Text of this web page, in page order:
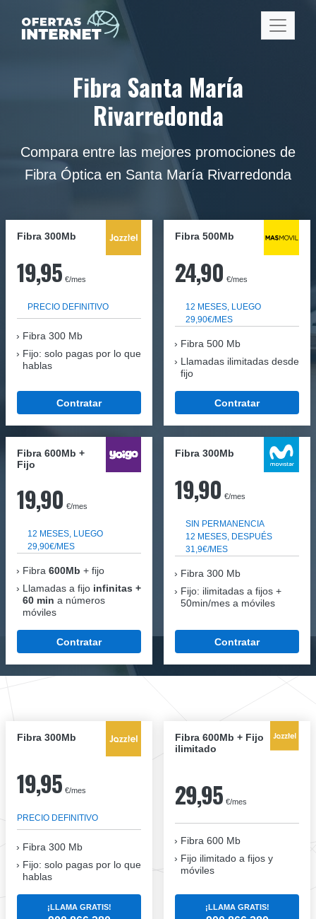
Fibra Santa María
Rivarredonda
Compara entre las mejores promociones de
Fibra Óptica en Santa María Rivarredonda
Fibra 300Mb
19,95 €/mes
PRECIO DEFINITIVO
Fibra 300 Mb
Fijo: solo pagas por lo que
hablas
Contratar
Fibra 500Mb
24,90 €/mes
12 MESES, LUEGO
29,90€/MES
Fibra 500 Mb
Llamadas ilimitadas desde
fijo
Contratar
Fibra 600Mb +
Fijo
19,90 €/mes
12 MESES, LUEGO
29,90€/MES
Fibra 600Mb + fijo
Llamadas a fijo infinitas +
60 min a números
móviles
Contratar
Fibra 300Mb
19,90 €/mes
SIN PERMANENCIA
12 MESES, DESPUÉS
31,9€/MES
Fibra 300 Mb
Fijo: ilimitadas a fijos +
50min/mes a móviles
Contratar
Fibra 300Mb
19,95 €/mes
PRECIO DEFINITIVO
Fibra 300 Mb
Fijo: solo pagas por lo que
hablas
¡LLAMA GRATIS!
Fibra 600Mb + Fijo
ilimitado
29,95 €/mes
Fibra 600 Mb
Fijo ilimitado a fijos y
móviles
¡LLAMA GRATIS!